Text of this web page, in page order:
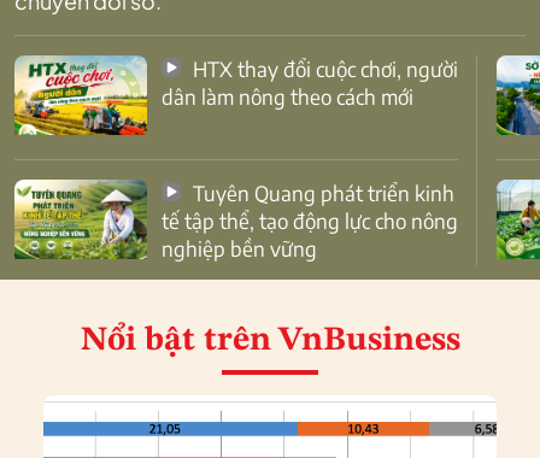
dân làm nông theo cách mới
tế tập thể, tạo động lực cho nông
nghiệp bền vững
Nổi bật trên VnBusiness